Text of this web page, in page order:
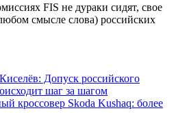
FIS не дураки сидят, свое
смысле слова) российских
Допуск российского
шаг за шагом
кроссовер Skoda Kushaq: более